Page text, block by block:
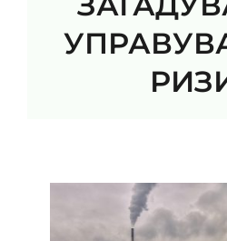
Активности